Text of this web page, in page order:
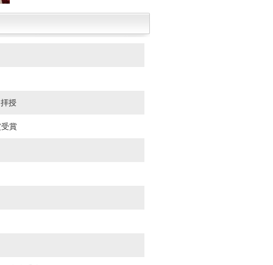
授
賞